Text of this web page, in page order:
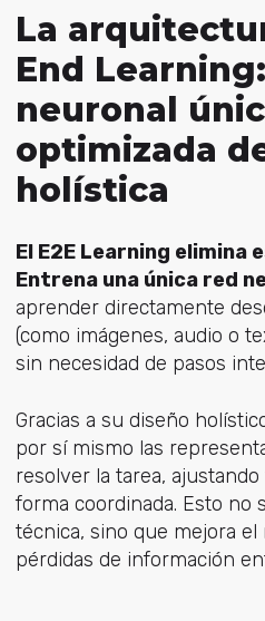
La
End
neuronal
optimizada
holística
El E2E Learning
Entrena una única red
aprender directamente
(como imágenes, audio o
sin necesidad de pasos
Gracias a su diseño
por sí mismo las
resolver la tarea,
forma coordinada. Esto no
técnica, sino que mejora
pérdidas de información